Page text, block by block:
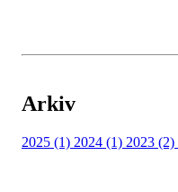
Arkiv
2025 (1) 2024 (1) 2023 (2)